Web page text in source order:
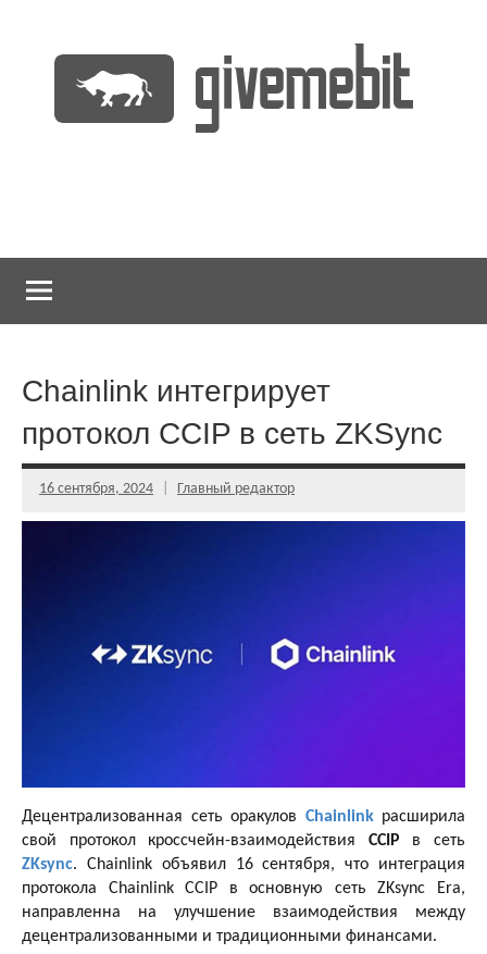
содержимому
Chainlink интегрирует
протокол CCIP в сеть ZKSync
16 сентября, 2024 Главный редактор
Децентрализованная сеть оракулов Chainlinkрасширила
свой протокол кроссчейн-взаимодействия CCIP в сеть
ZKsync. Chainlink объявил 16 сентября, что интеграция
протокола Chainlink CCIP в основную сеть ZKsync Era,
направленна на улучшение взаимодействия между
децентрализованными и традиционными финансами.